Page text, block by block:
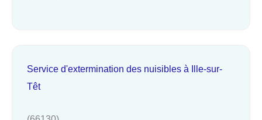
Service d'extermination des nuisibles à Ille-sur-
Têt